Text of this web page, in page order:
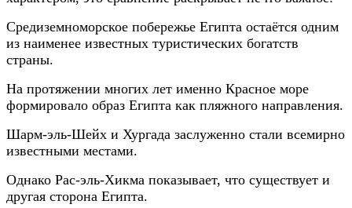
Средиземноморское побережье Египта остаётся одним
из наименее известных туристических богатств
страны.
На протяжении многих лет именно Красное море
формировало образ Египта как пляжного направления.
Шарм-эль-Шейх и Хургада заслуженно стали всемирно
известными местами.
Однако Рас-эль-Хикма показывает, что существует и
другая сторона Египта.